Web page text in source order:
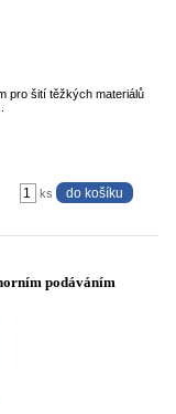
pro šití těžkých materiálů
ks
podáváním